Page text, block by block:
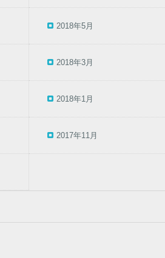
2018年5月
2018年3月
2018年1月
2017年11月